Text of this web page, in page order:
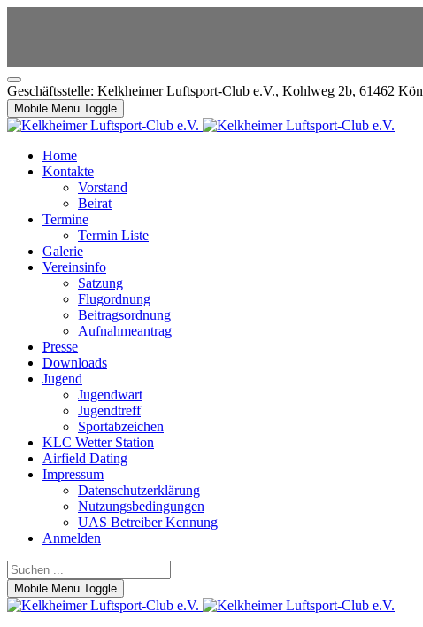
Geschäftsstelle: Kelkheimer Luftsport-Club e.V., Kohlweg 2b, 61462
Mobile Menu Toggle
Home
Kontakte
Vorstand
Beirat
Termine
Termin Liste
Galerie
Vereinsinfo
Satzung
Flugordnung
Beitragsordnung
Aufnahmeantrag
Presse
Downloads
Jugend
Jugendwart
Jugendtreff
Sportabzeichen
KLC Wetter Station
Airfield Dating
Impressum
Datenschutzerklärung
Nutzungsbedingungen
UAS Betreiber Kennung
Anmelden
Mobile Menu Toggle